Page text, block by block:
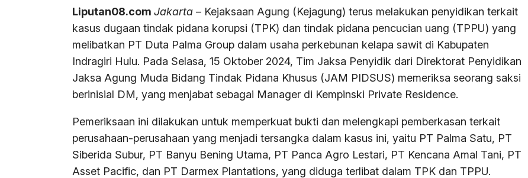
Liputan08.com Jakarta – Kejaksaan Agung (Kejagung) terus melakukan penyidikan terkait
kasus dugaan tindak pidana korupsi (TPK) dan tindak pidana pencucian uang (TPPU) yang
melibatkan PT Duta Palma Group dalam usaha perkebunan kelapa sawit di Kabupaten
Indragiri Hulu. Pada Selasa, 15 Oktober 2024, Tim Jaksa Penyidik dari Direktorat Penyidikan
Jaksa Agung Muda Bidang Tindak Pidana Khusus (JAM PIDSUS) memeriksa seorang saksi
berinisial DM, yang menjabat sebagai Manager di Kempinski Private Residence.
Pemeriksaan ini dilakukan untuk memperkuat bukti dan melengkapi pemberkasan terkait
perusahaan-perusahaan yang menjadi tersangka dalam kasus ini, yaitu PT Palma Satu, PT
Siberida Subur, PT Banyu Bening Utama, PT Panca Agro Lestari, PT Kencana Amal Tani, PT
Asset Pacific, dan PT Darmex Plantations, yang diduga terlibat dalam TPK dan TPPU.